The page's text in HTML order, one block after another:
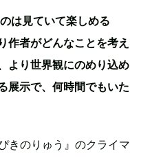
は見ていて楽しめる
作者がどんなことを考え
より世界観にのめり込め
展示で、何時間でもいた
きのりゅう』のクライマ